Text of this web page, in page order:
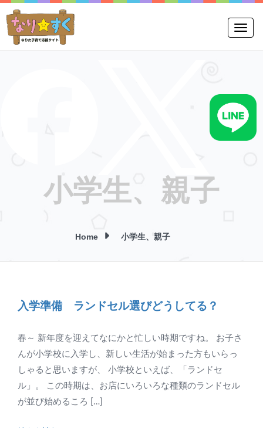
小学生、親子
Home 小学生、親子
入学準備 ランドセル選びどうしてる？
春～ 新年度を迎えてなにかと忙しい時期ですね。 お子さ
んが小学校に入学し、新しい生活が始まった方もいらっ
しゃると思いますが、 小学校といえば、「ランドセ
ル」。 この時期は、お店にいろいろな種類のランドセル
が並び始めるころ […]